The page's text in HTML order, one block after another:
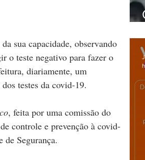
sua capacidade, observando
o teste negativo para fazer o
diariamente, um
testes da covid-19.
, feita por uma comissão do
controle e prevenção à covid-
de Segurança.